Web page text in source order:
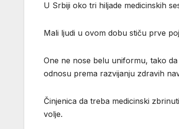
U Srbiji oko tri hiljade medicinskih
Mali ljudi u ovom dobu stiču prve
One ne nose belu uniformu, tako
odnosu prema razvijanju zdravih
Činjenica da treba medicinski
volje.